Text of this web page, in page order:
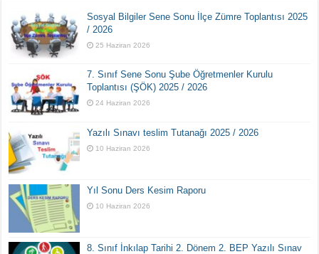
Sosyal Bilgiler Sene Sonu İlçe Zümre Toplantısı 2025
/ 2026
25 Haziran 2026
7. Sınıf Sene Sonu Şube Öğretmenler Kurulu
Toplantısı (ŞÖK) 2025 / 2026
24 Haziran 2026
Yazılı Sınavı teslim Tutanağı 2025 / 2026
10 Haziran 2026
Yıl Sonu Ders Kesim Raporu
10 Haziran 2026
8. Sınıf İnkılap Tarihi 2. Dönem 2. BEP Yazılı Sınav